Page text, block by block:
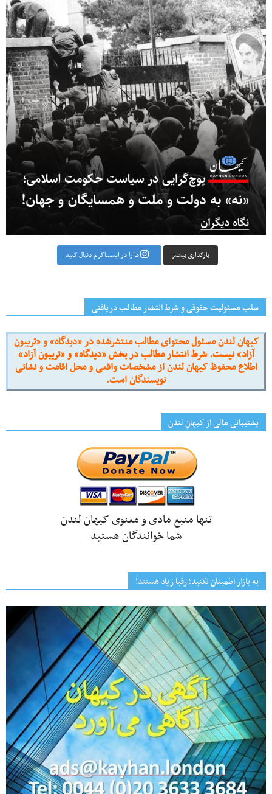
بارگذاری بیشتر ما را در اینستاگرام دنبال کنید
سلب مسئولیت حقوقی و شرط انتشار مطالب دریافتی
کیهان لندن مسئول محتوای مطالب منتشرشده در «دیدگاه» و «تریبون
آزاد» نیست. شرط انتشار مطالب در بخش «دیدگاه» و «تریبون آزاد»
اطلاع محفوظ کیهان لندن از مشخصات واقعی و محل اقامت و نشانی
نویسندگان است.
پشتیبانی مالی از کیهانِ لندن
تنها منبع مادی و معنوی کیهان لندن
شما خوانندگان هستید
به بازار اطمینان نکنید؛ رقبا زیاد هستند!